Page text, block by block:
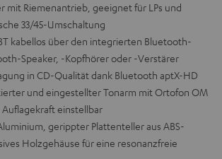
mit Riemenantrieb, geeignet für LPs und
33/45-Umschaltung
kabellos über den integrierten Bluetooth-
Speaker, -Kopfhörer oder -Verstärer
in CD-Qualität dank Bluetooth aptX-HD
und eingestellter Tonarm mit Ortofon OM
einstellbar
gerippter Plattenteller aus ABS-
Holzgehäuse für eine resonanzfreie